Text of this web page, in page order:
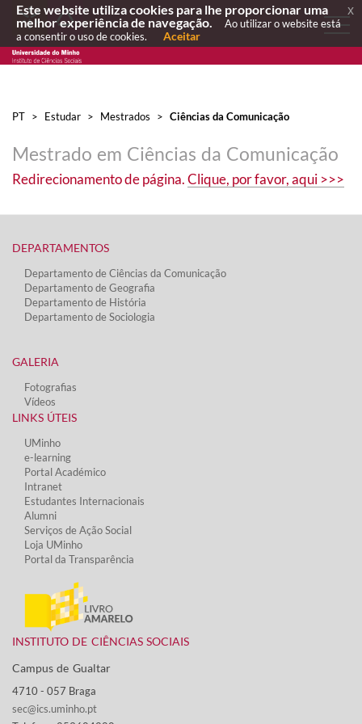
PT > Estudar > Mestrados > Ciências da Comunicação
Mestrado em Ciências da Comunicação
Redirecionamento de página.Clique, por favor, aqui >>>​​
DEPARTAMENTOS​
Departamento de Ciências da Comunicação
Departamento de Geografia
Departamento de História
Departamento de Sociologia
GALERIA
Fotografias
Vídeos​
LINKS ÚTEIS​
UMinho
e-learning
Portal Académico
Intranet
Estudantes Inter​​nacionais
Alumni
Serviços de Ação Social​
Loja UMinho
Portal da Transparência
INSTITUTO DE CIÊNCIAS SOCIAIS
Campus de Gualtar ​
4710 - ​057 Braga
sec@ics.uminho.pt
Este website utiliza cookies para lhe proporcionar uma
melhor experiência de navegação.
Ao utilizar o website está
a consentir o uso de cookies.
Aceitar
x